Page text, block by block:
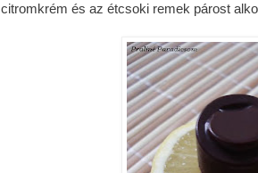
citromkrém és az étcsoki remek párost